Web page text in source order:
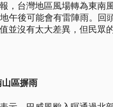
，台灣地區風場轉為東南
午後可能會有雷陣雨。回
並沒有太大差異，但民眾
區摒雨